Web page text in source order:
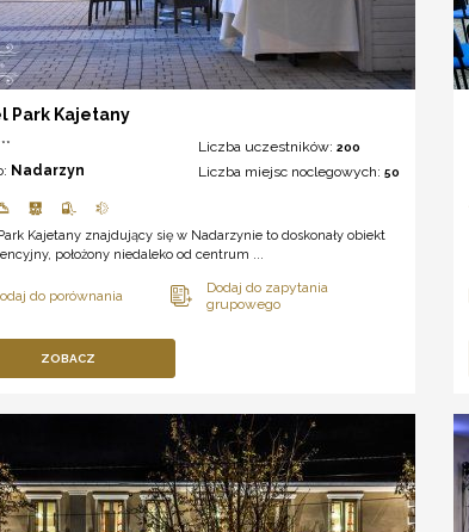
Park Kajetany
Nadarzyn
Liczba uczestników:200
Liczba miejsc noclegowych:50
Kajetany znajdujący się w Nadarzynie to doskonały obiekt
położony niedaleko od centrum ...
ZOBACZ